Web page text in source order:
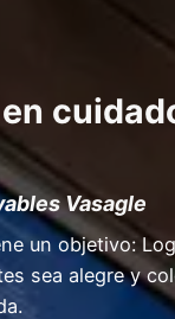
Vasagle
un objetivo:
sea alegre y